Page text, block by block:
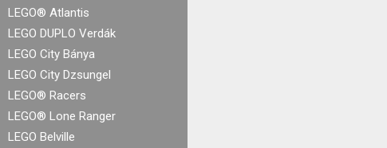
LEGO® Atlantis
LEGO DUPLO Verdák
LEGO City Bánya
LEGO City Dzsungel
LEGO® Racers
LEGO® Lone Ranger
LEGO Belville